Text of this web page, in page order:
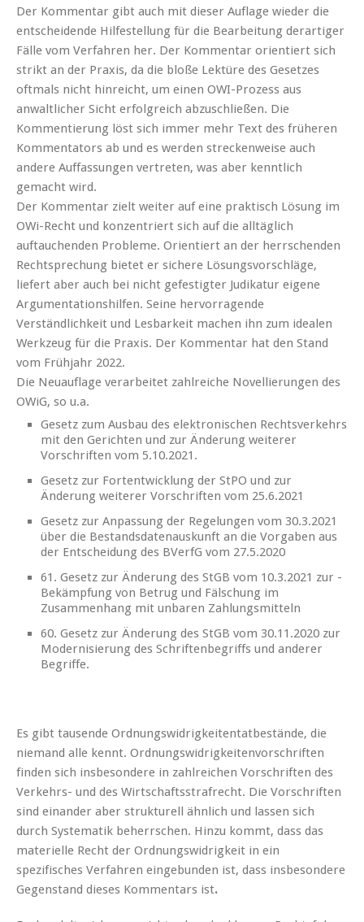
Der Kommentar gibt auch mit dieser Auflage wieder die
entscheidende Hilfestellung für die Bearbeitung derartiger
Fälle vom Verfahren her. Der Kommentar orientiert sich
strikt an der Praxis, da die bloße Lektüre des Gesetzes
oftmals nicht hinreicht, um einen OWI-Prozess aus
anwaltlicher Sicht erfolgreich abzuschließen. Die
Kommentierung löst sich immer mehr Text des früheren
Kommentators ab und es werden streckenweise auch
andere Auffassungen vertreten, was aber kenntlich
gemacht wird.
Der Kommentar zielt weiter auf eine praktisch Lösung im
OWi-Recht und konzentriert sich auf die alltäglich
auftauchenden Probleme. Orientiert an der herrschenden
Rechtsprechung bietet er sichere Lösungsvorschläge,
liefert aber auch bei nicht gefestigter Judikatur eigene
Argumentationshilfen. Seine hervorragende
Verständlichkeit und Lesbarkeit machen ihn zum idealen
Werkzeug für die Praxis. Der Kommentar hat den Stand
vom Frühjahr 2022.
Die Neuauflage verarbeitet zahlreiche Novellierungen des
OWiG, so u.a.
Gesetz zum Ausbau des elektronischen Rechtsverkehrs
mit den Gerichten und zur Änderung weiterer
Vorschriften vom 5.10.2021.
Gesetz zur Fortentwicklung der StPO und zur
Änderung weiterer Vorschriften vom 25.6.2021
Gesetz zur Anpassung der Regelungen vom 30.3.2021
über die Bestandsdatenauskunft an die Vorgaben aus
der Entscheidung des BVerfG vom 27.5.2020
61. Gesetz zur Änderung des StGB vom 10.3.2021 zur ­
Bekämpfung von Betrug und Fälschung im
Zusammenhang mit unbaren Zahlungsmitteln
60. Gesetz zur Änderung des StGB vom 30.11.2020 zur
Modernisierung des Schriftenbegriffs und anderer
Begriffe.
Es gibt tausende Ordnungswidrigkeitentatbestände, die
niemand alle kennt. Ordnungswidrigkeitenvorschriften
finden sich insbesondere in zahlreichen Vorschriften des
Verkehrs- und des Wirtschaftsstrafrecht. Die Vorschriften
sind einander aber strukturell ähnlich und lassen sich
durch Systematik beherrschen. Hinzu kommt, dass das
materielle Recht der Ordnungswidrigkeit in ein
spezifisches Verfahren eingebunden ist, dass insbesondere
Gegenstand dieses Kommentars ist.